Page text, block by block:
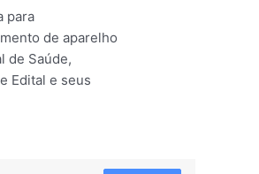
para
de aparelho
de Saúde,
Edital e seus